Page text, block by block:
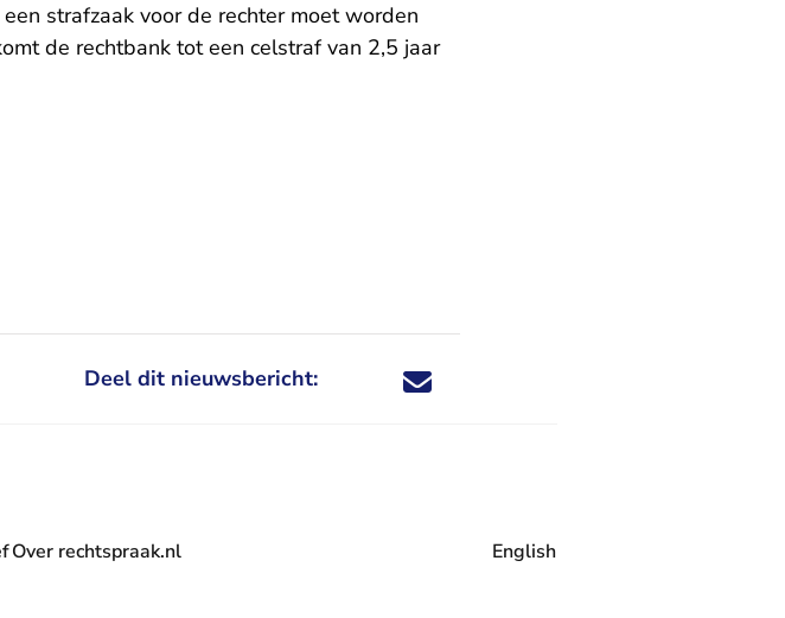
strafzaak voor de rechter moet worden
de rechtbank tot een celstraf van 2,5 jaar
Deel dit nieuwsbericht: Deel dit nieuwsbericht via X - U verlaat
Deel dit nieuwsbericht via Facebook - U
Deel dit nieuwsbericht via e-mail
Deel dit nieuwsbericht via LinkedIn - U
Over rechtspraak.nl English